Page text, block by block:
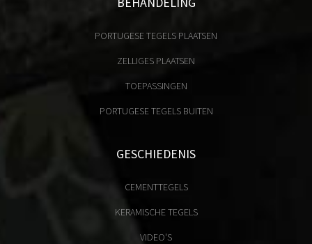
PORTUGESE TEGELS PLAATSEN
ZELLIGES PLAATSEN
TOEPASSINGEN
PORTUGESE TEGELS BUITEN
GESCHIEDENIS
CEMENTTEGELS
KERAMISCHE TEGELS
VIDEO'S